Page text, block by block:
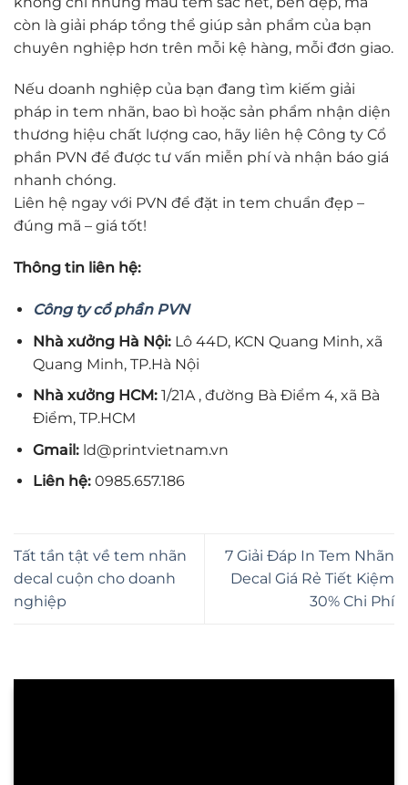
còn là giải pháp tổng thể giúp sản phẩm của bạn
chuyên nghiệp hơn trên mỗi kệ hàng, mỗi đơn giao.
Nếu doanh nghiệp của bạn đang tìm kiếm giải
pháp in tem nhãn, bao bì hoặc sản phẩm nhận diện
thương hiệu chất lượng cao, hãy liên hệ Công ty Cổ
phần PVN để được tư vấn miễn phí và nhận báo giá
nhanh chóng.
Liên hệ ngay với PVN để đặt in tem chuẩn đẹp –
đúng mã – giá tốt!
Thông tin liên hệ:
Công ty cổ phần PVN
Nhà xưởng Hà Nội:Lô 44D, KCN Quang Minh, xã
Quang Minh, TP.Hà Nội
Nhà xưởng HCM:1/21A , đường Bà Điểm 4, xã Bà
Điểm, TP.HCM
Gmail:ld@printvietnam.vn
Liên hệ:0985.657.186
Tất tần tật về tem nhãn
decal cuộn cho doanh
nghiệp
7 Giải Đáp In Tem Nhãn
Decal Giá Rẻ Tiết Kiệm
30% Chi Phí